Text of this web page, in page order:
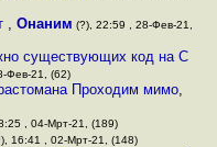
,Онаним (?), 22:59 , 28-Фев-21,
существующих код на C
Фев-21, (62)
Проходим мимо,
, 04-Мрт-21, (189)
16:41 , 02-Мрт-21, (148)